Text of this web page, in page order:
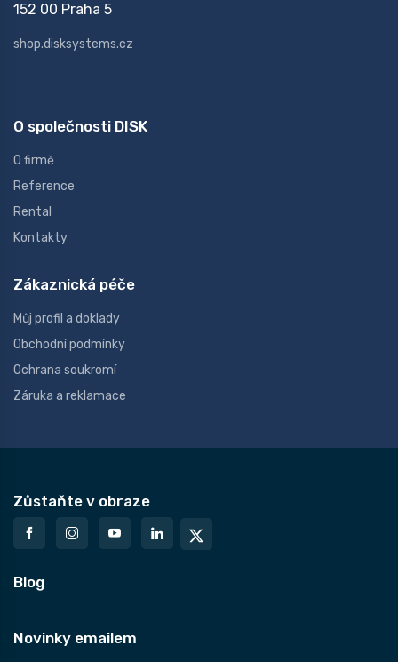
152 00 Praha 5
shop.disksystems.cz
O společnosti DISK
O firmě
Reference
Rental
Kontakty
Zákaznická péče
Můj profil a doklady
Obchodní podmínky
Ochrana soukromí
Záruka a reklamace
Zůstaňte v obraze
Blog
Novinky emailem